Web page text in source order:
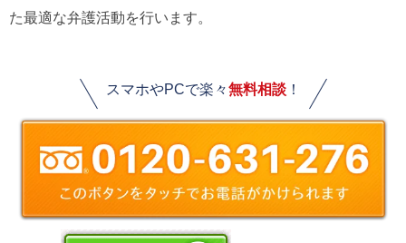
た最適な弁護活動を行います。
スマホやPCで楽々無料相談！